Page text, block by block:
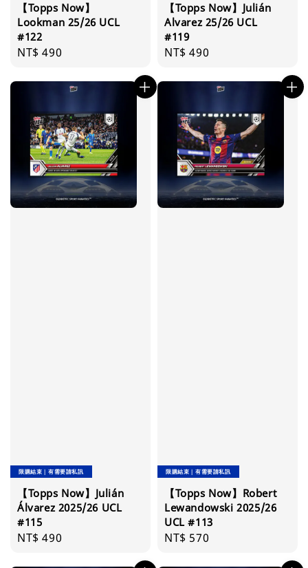
【Topps Now】
Lookman 25/26 UCL
#122
Regular
NT$ 490
【Topps Now】Julián
Alvarez 25/26 UCL
#119
Regular
NT$ 490
限購結束｜有需要請私訊
【Topps Now】Julián
Álvarez 2025/26 UCL
#115
Regular
NT$ 490
限購結束｜有需要請私訊
【Topps Now】Robert
Lewandowski 2025/26
UCL #113
Regular
NT$ 570